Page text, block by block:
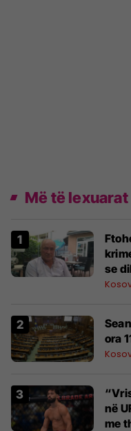
Më të lexuarat
se
ora
në
me